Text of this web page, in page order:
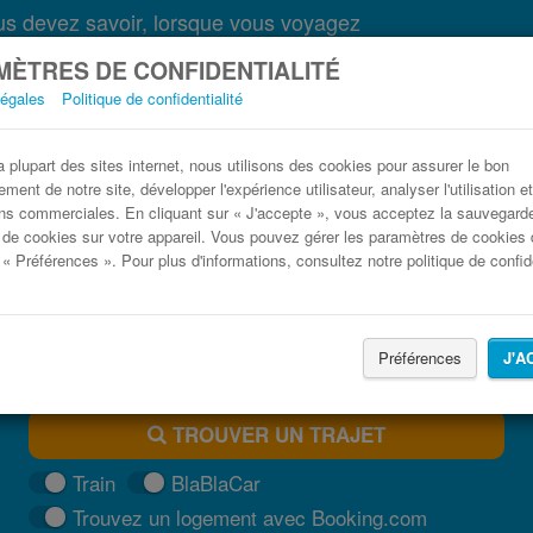
DE CONFIDENTIALITÉ
Politique de confidentialité
plupart des sites internet, nous utilisons des cookies pour assurer le bon
de notre site, développer l'expérience utilisateur, analyser l'utilisation
commerciales. En cliquant sur « J'accepte », vous acceptez la
cookies sur votre appareil. Vous pouvez gérer les paramètres de cookies
Préférences ». Pour plus d'informations, consultez notre politique de
Préférences
devez savoir, lorsque vous voyagez
Bus Pologne pas cher
Trouvez votre billet de bus moins cher
TROUVER UN TRAJET
Train
BlaBlaCar
Trouvez un logement avec Booking.com